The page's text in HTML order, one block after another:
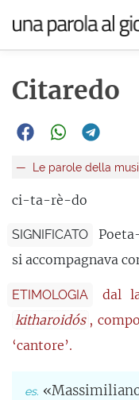
Citaredo
Le parole della
ci-ta-rè-do
SIGNIFICATO
si accompagnava
ETIMOLOGIA dal
kitharoidós ,
‘cantore’.